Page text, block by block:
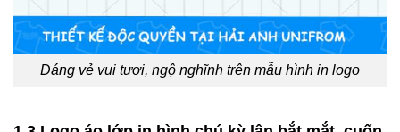
Dáng vẻ vui tươi, ngộ nghĩnh trên mẫu hình in logo